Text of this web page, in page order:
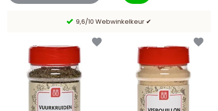
9,6/10 Webwinkelkeur ✔